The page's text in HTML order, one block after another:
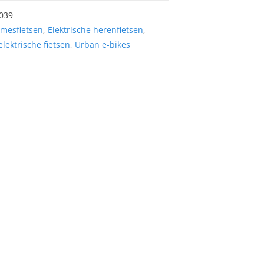
, Elektrische herenfietsen,
fietsen, Urban e-bikes